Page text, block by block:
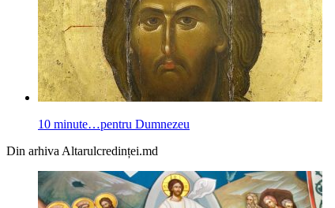
10 minute…pentru Dumnezeu
Din arhiva Altarulcredinței.md